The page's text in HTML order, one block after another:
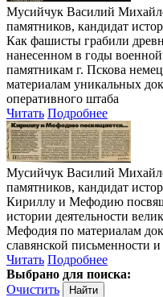
Мусийчук Василий
памятников, кандидат
Как фашисты грабили
нанесенном в годы
памятникам г. Пскова
материалам уникальных
оперативного штаба
Читать Подробнее
Мусийчук Василий
памятников, кандидат
Кириллу и Мефодию
истории деятельности
Мефодия по материалам
славянской письменности
Читать Подробнее
Выбрано для поиска:
Очистить